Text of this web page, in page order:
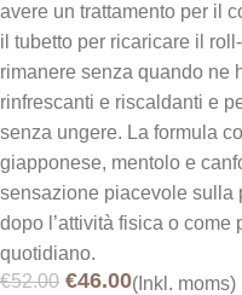
avere un trattamento per il
il tubetto per ricaricare il
rimanere senza quando ne
rinfrescanti e riscaldanti e
senza ungere. La formula
giapponese, mentolo e
sensazione piacevole sulla
dopo l’attività fisica o
quotidiano.
€52.00 €46.00(Inkl. moms)